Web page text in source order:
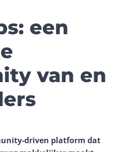
een
van en
driven platform dat